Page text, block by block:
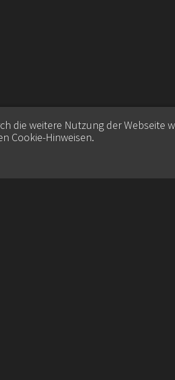
die weitere Nutzung der Webseite
Cookie-Hinweisen.